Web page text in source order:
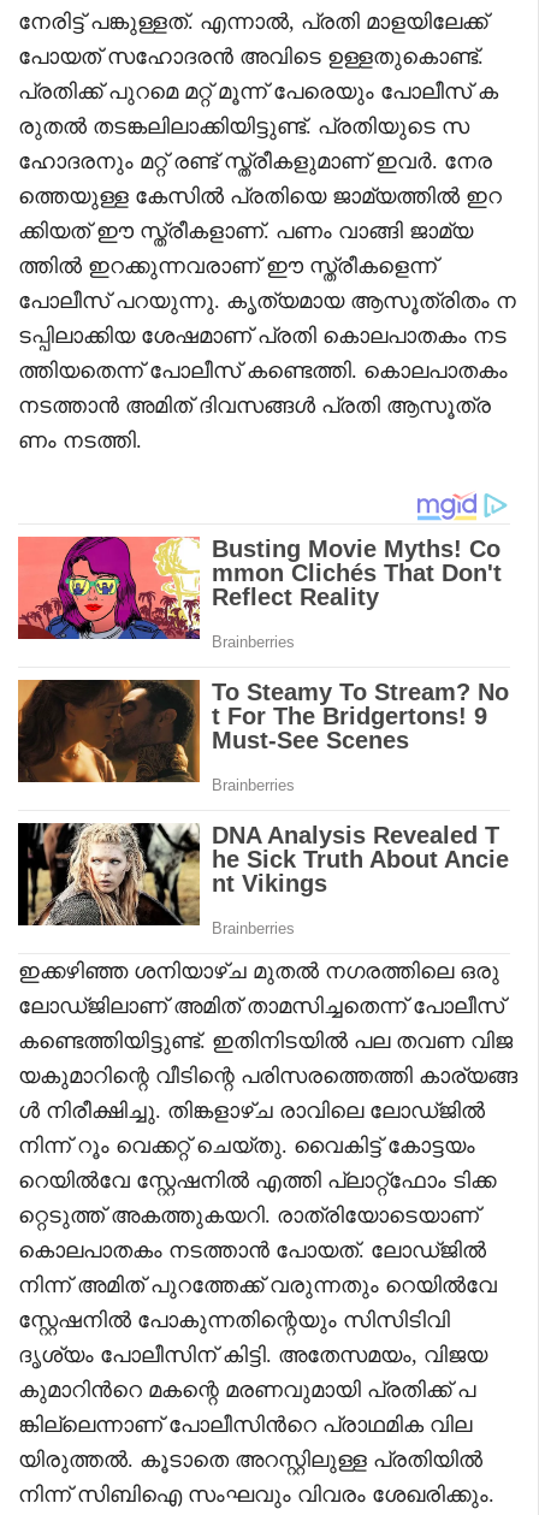
നേരിട്ട് പങ്കുള്ളത്. എന്നാല്‍, പ്രതി മാളയിലേക്ക്
പോയത് സഹോദരൻ അവിടെ ഉള്ളതുകൊണ്ട്.
പ്രതിക്ക് പുറമെ മറ്റ് മൂന്ന് പേരെയും പോലീസ് ക
രുതൽ തടങ്കലിലാക്കിയിട്ടുണ്ട്. പ്രതിയുടെ സ
ഹോദരനും മറ്റ് രണ്ട് സ്ത്രീകളുമാണ് ഇവർ. നേര
ത്തെയുള്ള കേസിൽ പ്രതിയെ ജാമ്യത്തിൽ ഇറ
ക്കിയത് ഈ സ്ത്രീകളാണ്. പണം വാങ്ങി ജാമ്യ
ത്തിൽ ഇറക്കുന്നവരാണ് ഈ സ്ത്രീകളെന്ന്
പോലീസ് പറയുന്നു. കൃത്യമായ ആസൂത്രിതം ന
ടപ്പിലാക്കിയ ശേഷമാണ് പ്രതി കൊലപാതകം നട
ത്തിയതെന്ന് പോലീസ് കണ്ടെത്തി. കൊലപാതകം
നടത്താൻ അമിത് ദിവസങ്ങൾ പ്രതി ആസൂത്ര
ണം നടത്തി.
ഇക്കഴിഞ്ഞ ശനിയാഴ്ച മുതൽ നഗരത്തിലെ ഒരു
ലോഡ്ജിലാണ് അമിത് താമസിച്ചതെന്ന് പോലീസ്
കണ്ടെത്തിയിട്ടുണ്ട്‌. ഇതിനിടയിൽ പല തവണ വിജ
യകുമാറിന്റെ വീടിന്റെ പരിസരത്തെത്തി കാര്യങ്ങ
ൾ നിരീക്ഷിച്ചു. തിങ്കളാഴ്ച രാവിലെ ലോഡ്ജിൽ
നിന്ന് റൂം വെക്കറ്റ് ചെയ്തു. വൈകിട്ട് കോട്ടയം
റെയിൽവേ സ്റ്റേഷനിൽ എത്തി പ്ലാറ്റ്ഫോം ടിക്ക
റ്റെടുത്ത് അകത്തുകയറി. രാത്രിയോടെയാണ്
കൊലപാതകം നടത്താൻ പോയത്. ലോഡ്ജിൽ
നിന്ന് അമിത് പുറത്തേക്ക് വരുന്നതും റെയിൽവേ
സ്റ്റേഷനിൽ പോകുന്നതിന്റെയും സിസിടിവി
ദൃശ്യം പോലീസിന് കിട്ടി. അതേസമയം, വിജയ
കുമാറിന്‍റെ മകന്റെ മരണവുമായി പ്രതിക്ക് പ
ങ്കില്ലെന്നാണ് പോലീസിന്‍റെ പ്രാഥമിക വില
യിരുത്തല്‍. കൂടാതെ അറസ്റ്റിലുള്ള പ്രതിയിൽ
നിന്ന് സിബിഐ സംഘവും വിവരം ശേഖരിക്കും.